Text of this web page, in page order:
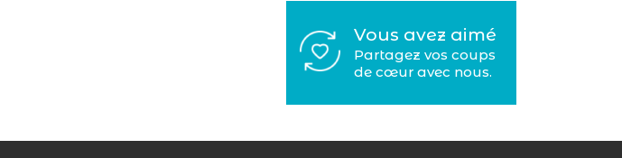
Vous avez aimé
Partagez vos coups
de cœur avec nous.